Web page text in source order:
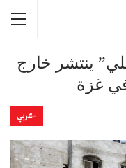
ينتشر خارج
غزة
-عربي